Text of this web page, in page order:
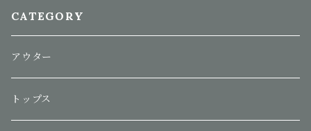
CATEGORY
アウター
トップス